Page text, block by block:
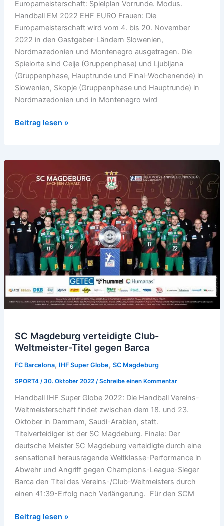
Europameisterschaft: Spielplan Vorrunde. Modus.
Handball EM 2022 EHF EURO Frauen: Die
Europameisterschaft wird vom 4. bis 20. November
2022 in den Gastgeber-Ländern Slowenien,
Nordmazedonien und Montenegro ausgetragen. Die
Spielorte sind Celje (Gruppenphase) und Ljubljana
(Gruppenphase, Hauptrunde und Final-Wochenende) in
Slowenien, Skopje (Gruppenphase und Hauptrunde) in
Nordmazedonien und in Montenegro wird
Handball
Frauen: Spielplan
Modus.
Ergebnisse
Beitrag lesen »
SC Magdeburg verteidigte Club-
Weltmeister-Titel gegen Barca
FC Barcelona, IHF Super Globe, SC Magdeburg
SPORT4 /30. Oktober 2022 /Schreibe einen Kommentar
Handball IHF Super Globe 2022: Die Handball Vereins-
Weltmeisterschaft findet zwischen dem 18. und 23.
Oktober in Dammam, Saudi-Arabien, statt.
Titelverteidiger ist der SC Magdeburg. Finale: Der
deutsche Meister SC Magdeburg verteidigte durch eine
sensationell herausragende Weltklasse-Performance in
Abwehr und Angriff gegen Champions-League-Sieger
Barca den Titel des Vereins-/Club-Weltmeisters durch
einen 41:39-Erfolg nach Verlängerung. Für den SCM
SC
Beitrag lesen »